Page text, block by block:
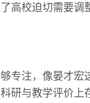
高校迫切需要调
专注，像晏才
研与教学评价上